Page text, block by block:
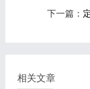
下一篇：
相关文章